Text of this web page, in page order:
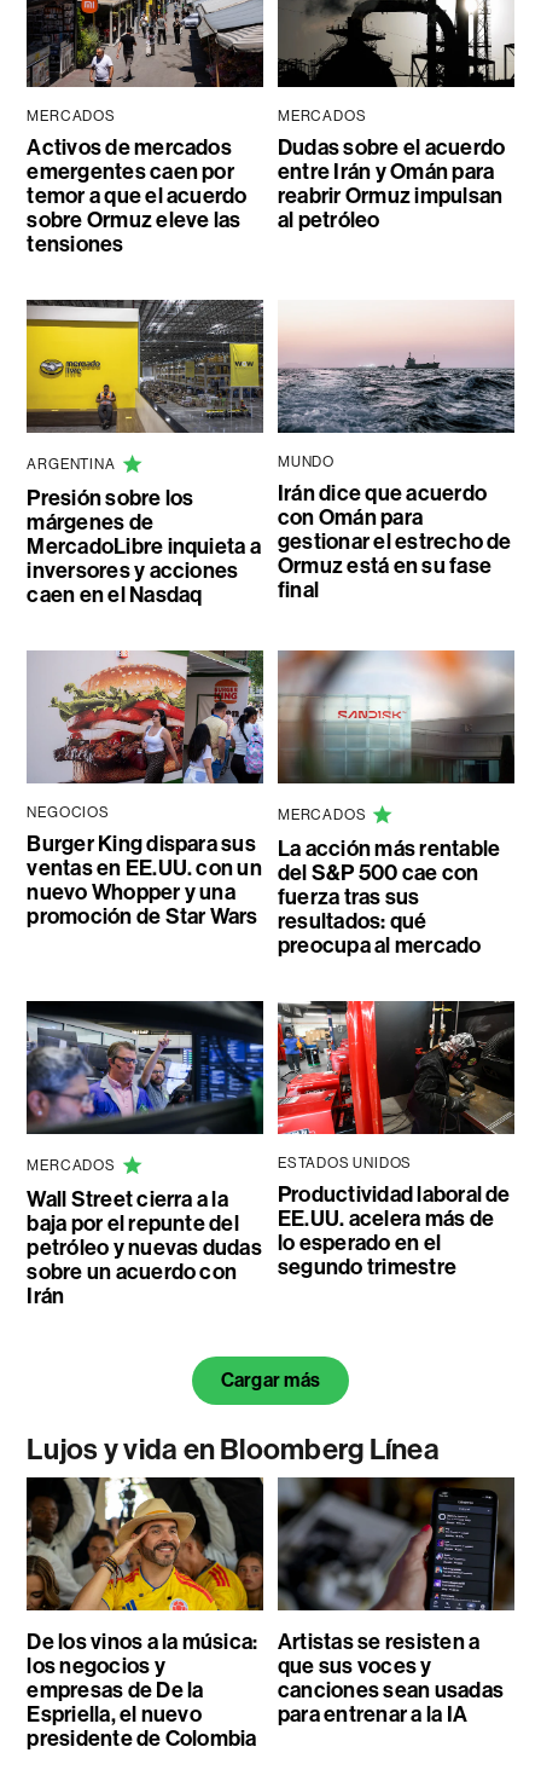
MERCADOS
Activos de mercados
emergentes caen por
temor a que el acuerdo
sobre Ormuz eleve las
tensiones
MERCADOS
Dudas sobre el acuerdo
entre Irán y Omán para
reabrir Ormuz impulsan
al petróleo
ARGENTINA
Presión sobre los
márgenes de
MercadoLibre inquieta a
inversores y acciones
caen en el Nasdaq
MUNDO
Irán dice que acuerdo
con Omán para
gestionar el estrecho de
Ormuz está en su fase
final
NEGOCIOS
Burger King dispara sus
ventas en EE.UU. con un
nuevo Whopper y una
promoción de Star Wars
MERCADOS
La acción más rentable
del S&P 500 cae con
fuerza tras sus
resultados: qué
preocupa al mercado
MERCADOS
Wall Street cierra a la
baja por el repunte del
petróleo y nuevas dudas
sobre un acuerdo con
Irán
ESTADOS UNIDOS
Productividad laboral de
EE.UU. acelera más de
lo esperado en el
segundo trimestre
Cargar más
Lujos y vida en Bloomberg Línea
De los vinos a la música:
los negocios y
empresas de De la
Espriella, el nuevo
presidente de Colombia
Artistas se resisten a
que sus voces y
canciones sean usadas
para entrenar a la IA